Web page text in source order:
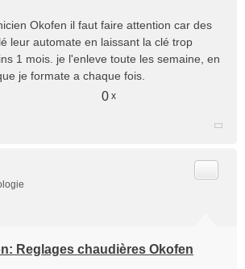
Okofen il faut faire attention car des
leur automate en laissant la clé trop
1 mois. je l'enleve toute les semaine, en
je formate a chaque fois.
0 x
Reglages chaudières Okofen